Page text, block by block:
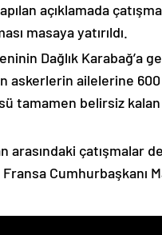
açıklamada
masaya yatırıldı.
Dağlık Karabağ’a
askerlerin ailelerine
tamamen belirsiz
arasındaki çatışmalar
Cumhurbaşkanı